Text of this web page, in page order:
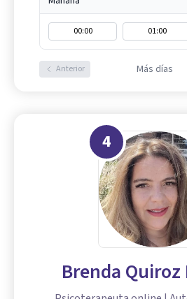
00:00 01:00
Anterior Más días
4
Brenda Quiroz